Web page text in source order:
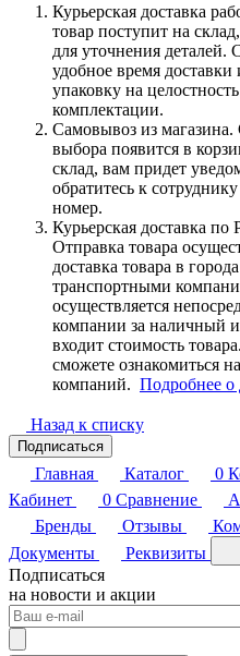
Курьерская доставка
товар поступит на
для уточнения деталей.
удобное время
упаковку на
комплектации.
Самовывоз из
выбора появится в
склад, вам придет
обратитесь к
номер.
Курьерская доставка по
Отправка товара
доставка товара в
транспортными
осуществляется
компании за наличный
входит стоимость
сможете ознакомиться
компаний. Подробнее о
Назад к списку
Подписаться
Главная Каталог 0
Кабинет
0 Сравнение
Бренды
Отзывы
Документы
Реквизиты
Подписаться
на новости и акции